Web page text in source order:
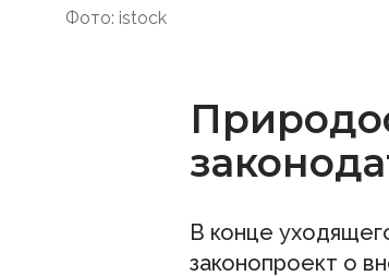
Фото: istock
В конце
законопроект о